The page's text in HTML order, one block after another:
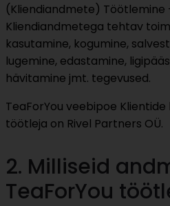
(Kliendiandmete) Töötlemine
Kliendiandmetega tehtav
kasutamine, kogumine,
lugemine, edastamine,
hävitamine jmt. tegevused.
TeaForYou veebipoe
töötleja on Rivel Partners OÜ.
2. Milliseid
TeaForYou